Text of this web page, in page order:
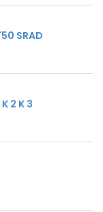
SRAD
2 K 3